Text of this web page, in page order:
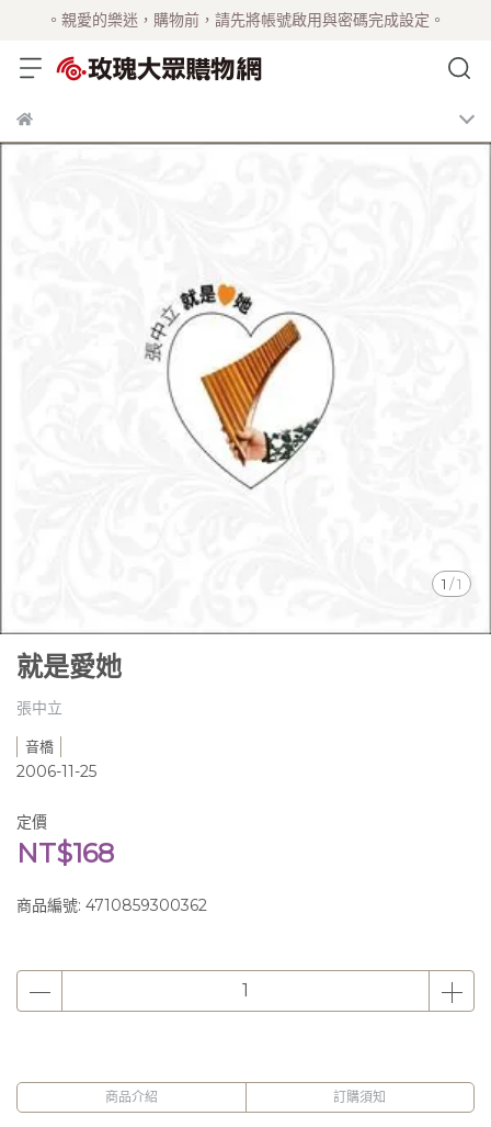
。親愛的樂迷，購物前，請先將帳號啟用與密碼完成設定。
1 /1
就是愛她
張中立
音橋
2006-11-25
定價
NT$168
商品編號: 4710859300362
商品介紹 訂購須知